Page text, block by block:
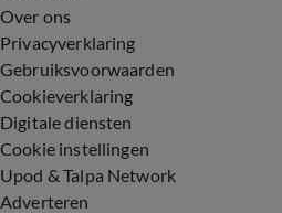
Over ons
Privacyverklaring
Gebruiksvoorwaarden
Cookieverklaring
Digitale diensten
Cookie instellingen
Upod & Talpa Network
Adverteren